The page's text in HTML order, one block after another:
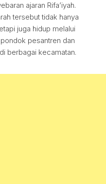
ajaran Rifa’iyah.
tersebut tidak hanya
juga hidup melalui
pesantren dan
berbagai kecamatan.